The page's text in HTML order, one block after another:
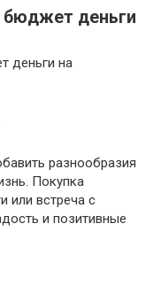
бюджет деньги
разнообразия
Покупка
или встреча с
и позитивные